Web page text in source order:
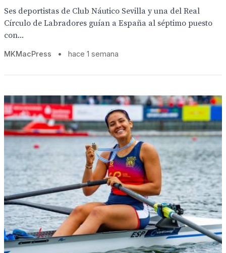
Ses deportistas de Club Náutico Sevilla y una del Real
Círculo de Labradores guían a España al séptimo puesto
con...
MKMacPress • hace 1 semana